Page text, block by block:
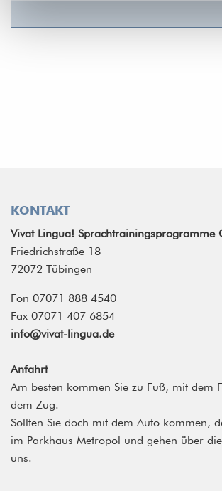
KONTAKT
Vivat Lingua! Sprachtrainingsprogramme
Friedrichstraße 18
72072 Tübingen
Fon 07071 888 4540
Fax 07071 407 6854
info@vivat-lingua.de
Anfahrt
Am besten kommen Sie zu Fuß, mit dem
dem Zug.
Sollten Sie doch mit dem Auto kommen,
im Parkhaus Metropol und gehen über
uns.